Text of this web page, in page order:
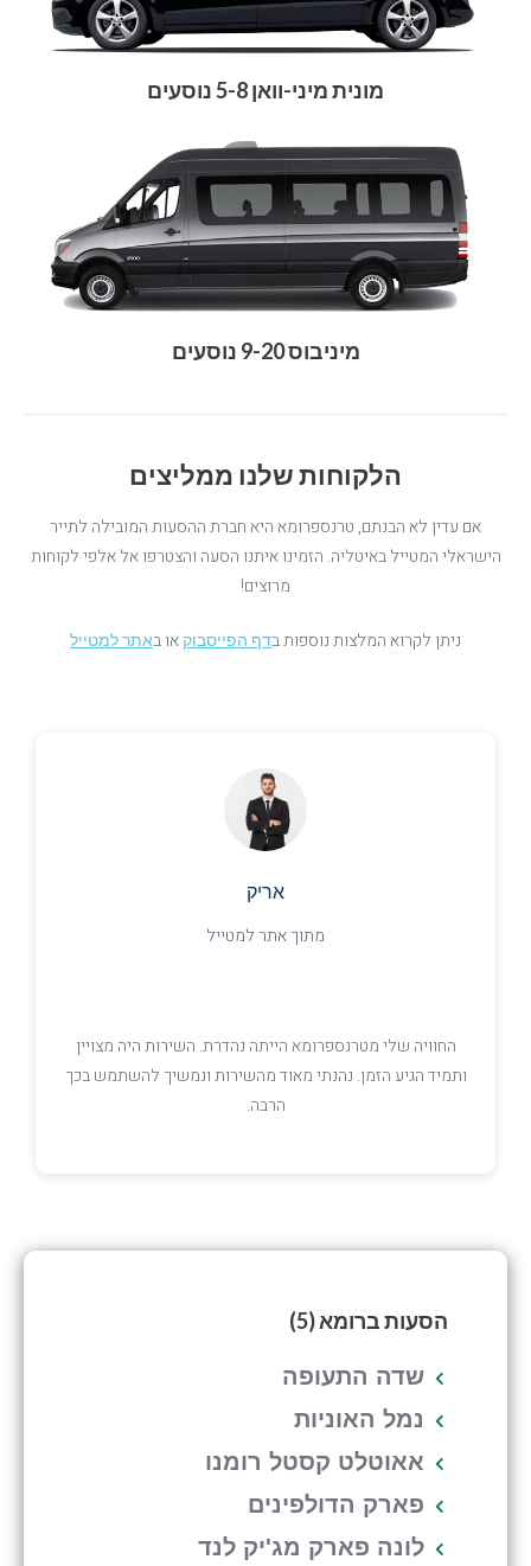
מיניבוס 9-20 נוסעים
מונית מיני-וואן 5-8 נוסעים
הלקוחות שלנו ממליצים
אם עדין לא הבנתם, טרנספרומא היא חברת ההסעות המובילה לתייר
הישראלי המטייל באיטליה. הזמינו איתנו הסעה והצטרפו אל אלפי לקוחות
מרוצים!
ניתן לקרוא המלצות נוספות בדף הפייסבוקאו באתר למטייל
היה מצויין
להשתמש בכך
חזרתי מרומא ורציתי לציין לטובה את השירות,
הרכב המרווח ומענה לכל שאלה. נהנתי מאוד
הסעות ברומא (5)
שדה התעופה
נמל האוניות
אאוטלט קסטל רומנו
פארק הדולפינים
לונה פארק מג'יק לנד